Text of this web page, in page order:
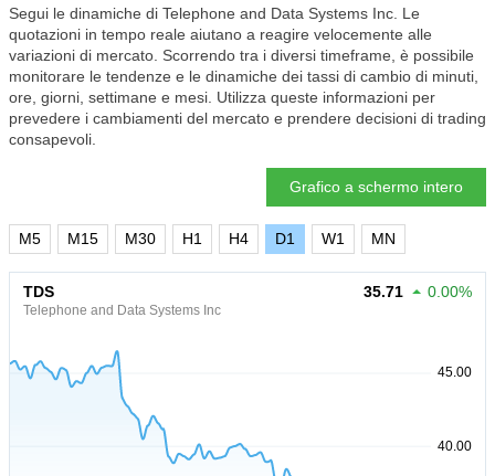
Segui le dinamiche di Telephone and Data Systems Inc. Le
quotazioni in tempo reale aiutano a reagire velocemente alle
variazioni di mercato. Scorrendo tra i diversi timeframe, è possibile
monitorare le tendenze e le dinamiche dei tassi di cambio di minuti,
ore, giorni, settimane e mesi. Utilizza queste informazioni per
prevedere i cambiamenti del mercato e prendere decisioni di trading
consapevoli.
Grafico a schermo intero
M5 M15 M30 H1 H4 D1 W1 MN
TDS
Telephone and Data Systems Inc
35.71 0.00%